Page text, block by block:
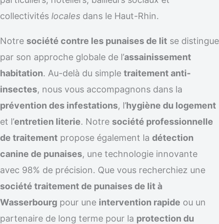
collectivités locales dans le Haut-Rhin.
Notre société contre les punaises de lit se distingue
par son approche globale de l’assainissement
habitation. Au-delà du simple traitement anti-
insectes, nous vous accompagnons dans la
prévention des infestations, l’hygiène du logement
et l’entretien literie. Notre société professionnelle
de traitement propose également la détection
canine de punaises, une technologie innovante
avec 98% de précision. Que vous recherchiez une
société traitement de punaises de lit à
Wasserbourg pour une intervention rapide ou un
partenaire de long terme pour la protection du